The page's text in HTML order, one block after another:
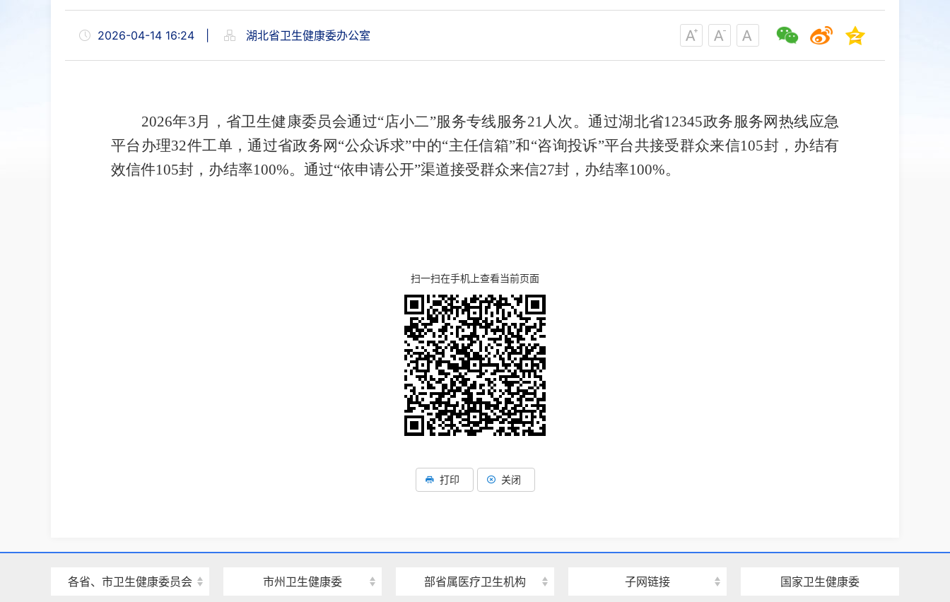
2026-04-14 16:24 湖北省卫生健康委办公室
2026年3月，省卫生健康委员会通过“店小二”服务专线服务21人次。通过湖北省12345政务服务网热线应急
平台办理32件工单，通过省政务网“公众诉求”中的“主任信箱”和“咨询投诉”平台共接受群众来信105封，办结有
效信件105封，办结率100%。通过“依申请公开”渠道接受群众来信27封，办结率100%。
扫一扫在手机上查看当前页面
打印 关闭
各省、市卫生健康委员会 市州卫生健康委 部省属医疗卫生机构 子网链接 国家卫生健康委